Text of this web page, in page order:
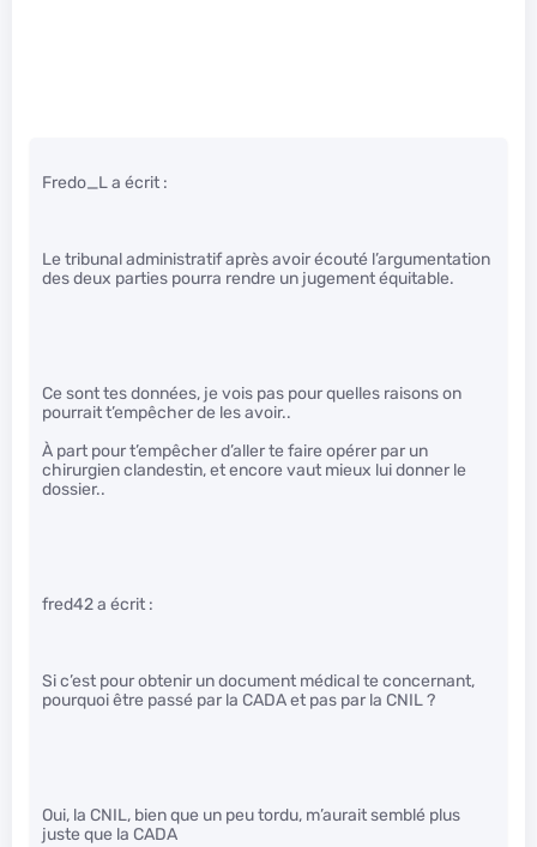
Fredo_L a écrit :
Le tribunal administratif après avoir écouté l’argumentation
des deux parties pourra rendre un jugement équitable.
Ce sont tes données, je vois pas pour quelles raisons on
pourrait t’empêcher de les avoir..
À part pour t’empêcher d’aller te faire opérer par un
chirurgien clandestin, et encore vaut mieux lui donner le
dossier..
fred42 a écrit :
Si c’est pour obtenir un document médical te concernant,
pourquoi être passé par la CADA et pas par la CNIL ?
Oui, la CNIL, bien que un peu tordu, m’aurait semblé plus
juste que la CADA